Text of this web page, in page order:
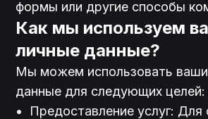
Как мы используем
личные данные?
Мы можем использовать
данные для следующих целей:
•	Предоставление услуг: Для обработки и